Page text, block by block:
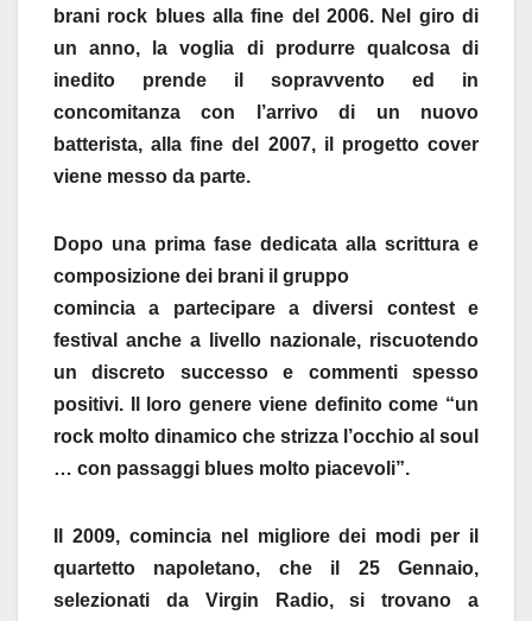
brani rock blues alla fine del 2006. Nel giro di
un anno, la voglia di produrre qualcosa di
inedito prende il sopravvento ed in
concomitanza con l’arrivo di un nuovo
batterista, alla fine del 2007, il progetto cover
viene messo da parte.
Dopo una prima fase dedicata alla scrittura e
composizione dei brani il gruppo
comincia a partecipare a diversi contest e
festival anche a livello nazionale, riscuotendo
un discreto successo e commenti spesso
positivi. Il loro genere viene definito come “un
rock molto dinamico che strizza l’occhio al soul
… con passaggi blues molto piacevoli”.
Il 2009, comincia nel migliore dei modi per il
quartetto napoletano, che il 25 Gennaio,
selezionati da Virgin Radio, si trovano a